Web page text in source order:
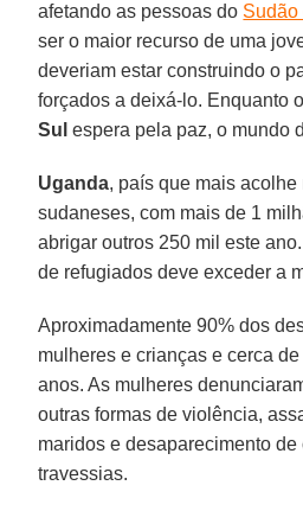
afetando as pessoas do Sudão
ser o maior recurso de uma
deveriam estar construindo o
forçados a deixá-lo. Enquanto
Sul espera pela paz, o mundo
Uganda, país que mais
sudaneses, com mais de 1
abrigar outros 250 mil este
de refugiados deve exceder a
Aproximadamente 90% dos
mulheres e crianças e cerca
anos. As mulheres
outras formas de violência,
maridos e desaparecimento
travessias.